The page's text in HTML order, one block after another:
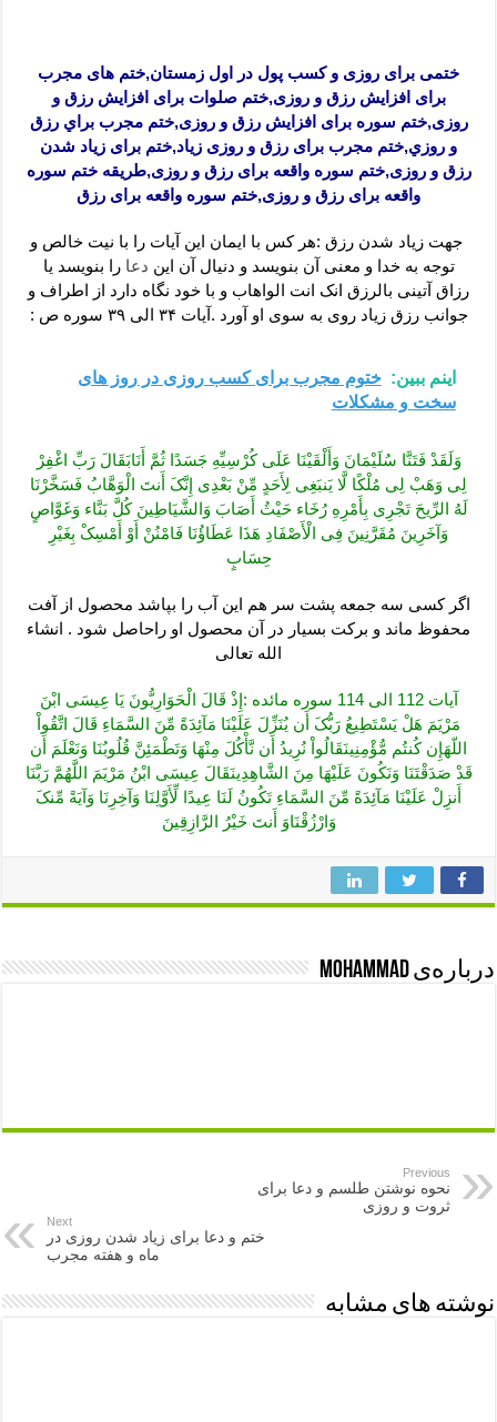
ختمی برای روزی و کسب پول در اول زمستان,ختم های مجرب
برای افزایش رزق و روزی,ختم صلوات برای افزایش رزق و
روزی,ختم سوره برای افزایش رزق و روزی,ختم مجرب براي رزق
و روزي,ختم مجرب برای رزق و روزی زیاد,ختم برای زیاد شدن
رزق و روزی,ختم سوره واقعه برای رزق و روزی,طریقه ختم سوره
واقعه برای رزق و روزی,ختم سوره واقعه برای رزق
جهت زیاد شدن رزق :هر کس با ایمان این آیات را با نیت خالص و
توجه به خدا و معنی آن بنویسد و دنیال آن این دعا را بنویسد یا
رزاق آتینی بالرزق انک انت الواهاب و با خود نگاه دارد از اطراف و
جوانب رزق زیاد روی به سوی او آورد .آیات ۳۴ الی ۳۹ سوره ص :
اینم ببین: ختوم مجرب برای کسب روزی در روز های
سخت و مشکلات
وَلَقَدْ فَتَنَّا سُلَیْمَانَ وَأَلْقَیْنَا عَلَى کُرْسِیِّهِ جَسَدًا ثُمَّ أَنَابَقَالَ رَبِّ اغْفِرْ
لِی وَهَبْ لِی مُلْکًا لَّا یَنبَغِی لِأَحَدٍ مِّنْ بَعْدِی إِنَّکَ أَنتَ الْوَهَّابُ فَسَخَّرْنَا
لَهُ الرِّیحَ تَجْرِی بِأَمْرِهِ رُخَاء حَیْثُ أَصَابَ وَالشَّیَاطِینَ کُلَّ بَنَّاء وَغَوَّاصٍ
وَآخَرِینَ مُقَرَّنِینَ فِی الْأَصْفَادِ هَذَا عَطَاؤُنَا فَامْنُنْ أَوْ أَمْسِکْ بِغَیْرِ
حِسَابٍ
اگر کسی سه جمعه پشت سر هم این آب را بپاشد محصول از آفت
محفوظ ماند و برکت بسیار در آن محصول او راحاصل شود . انشاء
الله تعالی
آیات 112 الی 114 سوره مائده :إِذْ قَالَ الْحَوَارِیُّونَ یَا عِیسَى ابْنَ
مَرْیَمَ هَلْ یَسْتَطِیعُ رَبُّکَ أَن یُنَزِّلَ عَلَیْنَا مَآئِدَةً مِّنَ السَّمَاءِ قَالَ اتَّقُواْ
اللّهَإِن کُنتُم مُّؤْمِنِینَقَالُواْ نُرِیدُ أَن نَّأْکُلَ مِنْهَا وَتَطْمَئِنَّ قُلُوبُنَا وَنَعْلَمَ أَن
قَدْ صَدَقْتَنَا وَنَکُونَ عَلَیْهَا مِنَ الشَّاهِدِینَقَالَ عِیسَى ابْنُ مَرْیَمَ اللَّهُمَّ رَبَّنَا
أَنزِلْ عَلَیْنَا مَآئِدَةً مِّنَ السَّمَاءِ تَکُونُ لَنَا عِیدًا لِّأَوَّلِنَا وَآخِرِنَا وَآیَةً مِّنکَ
وَارْزُقْنَاوَ أَنتَ خَیْرُ الرَّازِقِینَ
درباره‌ی mohammad
Previous
نحوه نوشتن طلسم و دعا برای
ثروت و روزی
Next
ختم و دعا برای زیاد شدن روزی در
ماه و هفته مجرب
نوشته های مشابه